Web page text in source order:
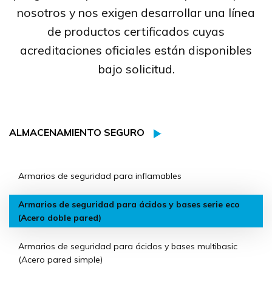
nosotros y nos exigen desarrollar una línea
de productos certificados cuyas
acreditaciones oficiales están disponibles
bajo solicitud.
ALMACENAMIENTO SEGURO
Armarios de seguridad para inflamables
Armarios de seguridad para ácidos y bases serie eco
(Acero doble pared)
Armarios de seguridad para ácidos y bases multibasic
(Acero pared simple)